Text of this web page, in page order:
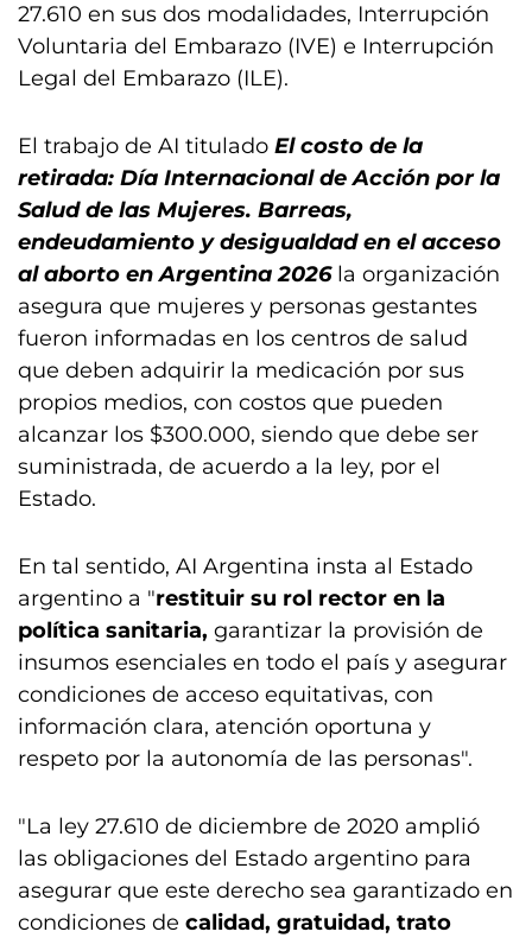
27.610 en sus dos modalidades, Interrupción
Voluntaria del Embarazo (IVE) e Interrupción
Legal del Embarazo (ILE).
El trabajo de AI titulado El costo de la
retirada: Día Internacional de Acción por la
Salud de las Mujeres. Barreas,
endeudamiento y desigualdad en el acceso
al aborto en Argentina 2026la organización
asegura que mujeres y personas gestantes
fueron informadas en los centros de salud
que deben adquirir la medicación por sus
propios medios, con costos que pueden
alcanzar los $300.000, siendo que debe ser
suministrada, de acuerdo a la ley, por el
Estado.
En tal sentido, AI Argentina insta al Estado
argentino a "restituir su rol rector en la
política sanitaria, garantizar la provisión de
insumos esenciales en todo el país y asegurar
condiciones de acceso equitativas, con
información clara, atención oportuna y
respeto por la autonomía de las personas".
"La ley 27.610 de diciembre de 2020 amplió
las obligaciones del Estado argentino para
asegurar que este derecho sea garantizado en
condiciones de calidad, gratuidad, trato